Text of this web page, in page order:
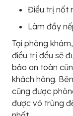
Điều trị nốt
Làm đầy
Tại phòng
điều trị đều sẽ
bảo an toàn
khách hàng.
cũng được
được vô trùng